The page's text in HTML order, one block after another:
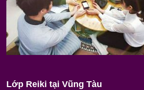
Lớp Reiki tại Vũng Tàu